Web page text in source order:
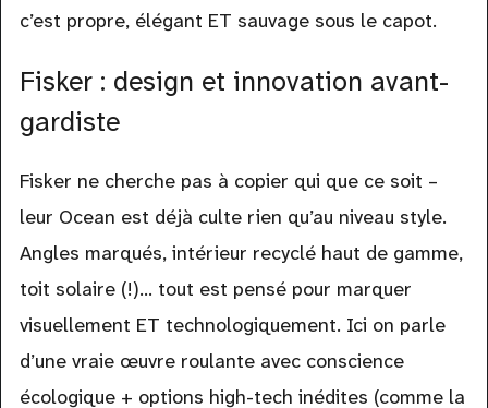
c’est propre, élégant ET sauvage sous le capot.
Fisker : design et innovation avant-
gardiste
Fisker ne cherche pas à copier qui que ce soit –
leur Ocean est déjà culte rien qu’au niveau style.
Angles marqués, intérieur recyclé haut de gamme,
toit solaire (!)… tout est pensé pour marquer
visuellement ET technologiquement. Ici on parle
d’une vraie œuvre roulante avec conscience
écologique + options high-tech inédites (comme la